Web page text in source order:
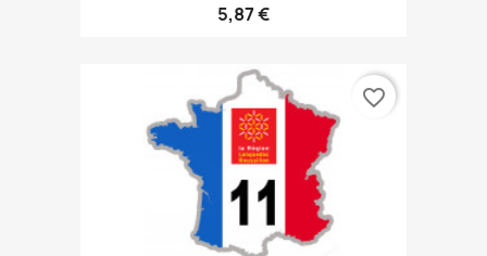
5,87 €
favorite_border